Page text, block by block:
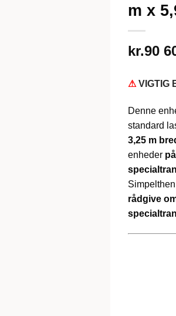
m x
kr.90
⚠ VIGTIG
Denne
standard
3,25 m
enheder
Simpelthen
rådgive